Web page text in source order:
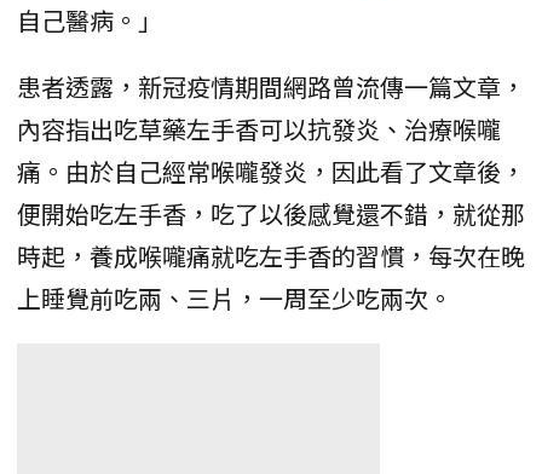
自己醫病。」
患者透露，新冠疫情期間網路曾流傳一篇文章，
內容指出吃草藥左手香可以抗發炎、治療喉嚨
痛。由於自己經常喉嚨發炎，因此看了文章後，
便開始吃左手香，吃了以後感覺還不錯，就從那
時起，養成喉嚨痛就吃左手香的習慣，每次在晚
上睡覺前吃兩、三片，一周至少吃兩次。